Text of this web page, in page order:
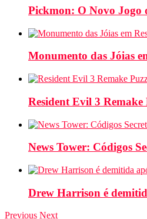
Pickmon: O Novo Jogo
Monumento das Jóias
Resident Evil 3 Remake
News Tower: Códigos
Drew Harrison é
Previous Next